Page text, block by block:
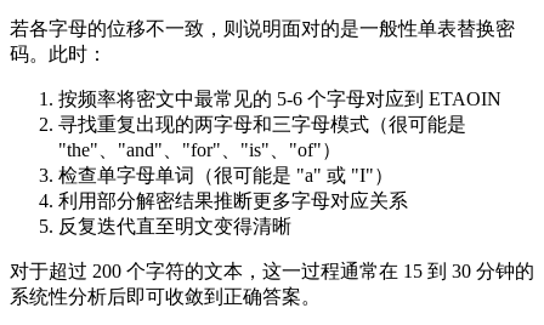
若各字母的位移不一致，则说明面对的是一般性单表替换密
码。此时：
按频率将密文中最常见的 5-6 个字母对应到 ETAOIN
寻找重复出现的两字母和三字母模式（很可能是
"the"、"and"、"for"、"is"、"of"）
检查单字母单词（很可能是 "a" 或 "I"）
利用部分解密结果推断更多字母对应关系
反复迭代直至明文变得清晰
对于超过 200 个字符的文本，这一过程通常在 15 到 30 分钟的
系统性分析后即可收敛到正确答案。